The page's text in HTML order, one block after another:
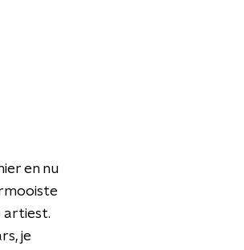
en nu
artiest.
je